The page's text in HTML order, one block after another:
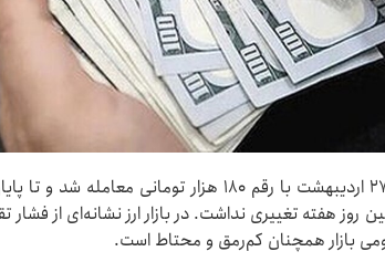
قیمت دلار روز یکشنبه ۲۷ اردیبهشت با رقم ۱۸۰ هزار
روز هفته تغییری نداشت. در بازار ارز نشانه‌ای از
بازار همچنان کم‌رمق و محتاط است.